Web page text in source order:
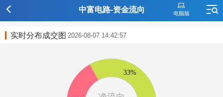
中富电路-资金流向
实时分布成交图 2026-08-07 14:42:57